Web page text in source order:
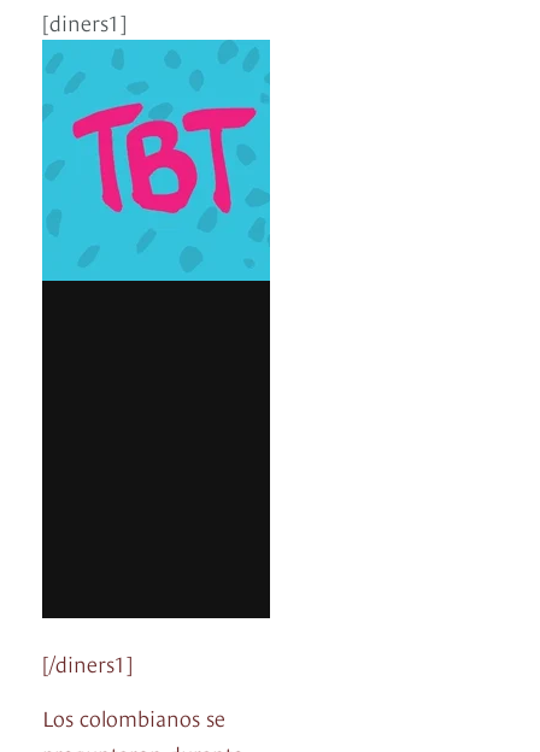
[diners1]
[/diners1]
Los colombianos se